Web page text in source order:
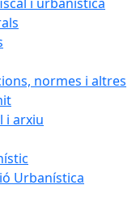
normes i altres
i arxiu
Urbanística